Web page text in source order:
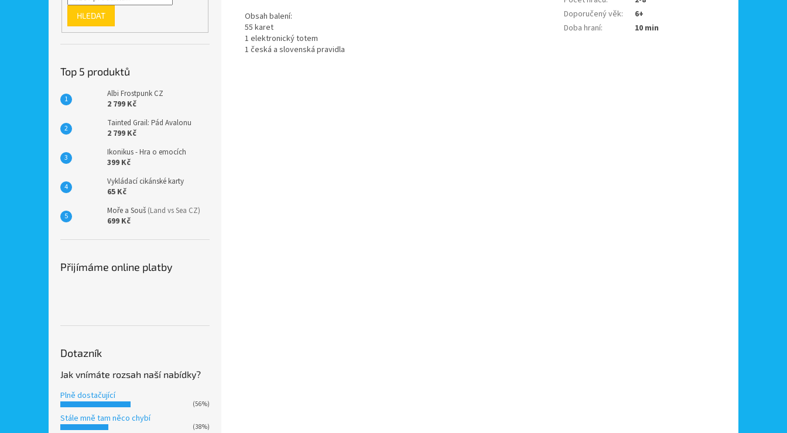
HLEDAT
Top 5 produktů
Albi Frostpunk CZ
2 799 Kč
Tainted Grail: Pád Avalonu
2 799 Kč
Ikonikus - Hra o emocích
399 Kč
Vykládací cikánské karty
65 Kč
Moře a Souš (Land vs Sea CZ)
699 Kč
Přijímáme online platby
Dotazník
Jak vnímáte rozsah naší nabídky?
Plně dostačující
(56%)
Stále mně tam něco chybí
(38%)
Obsah balení:
55 karet
1 elektronický totem
1 česká a slovenská pravidla
Doporučený věk:
6+
Doba hraní: 10 min